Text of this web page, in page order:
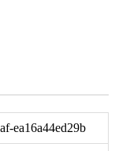
ea16a44ed29b